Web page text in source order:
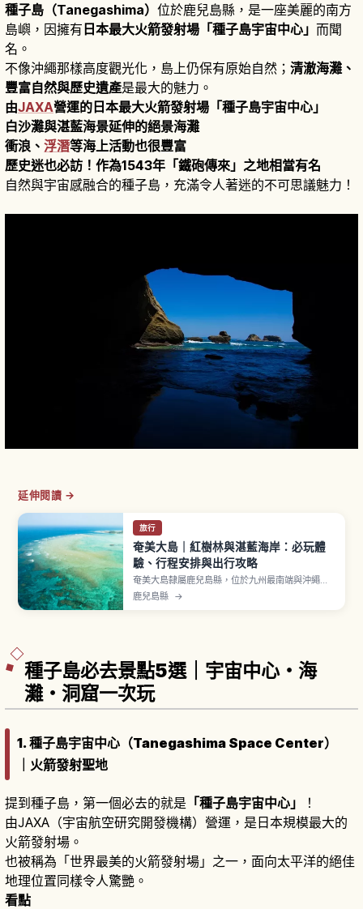
種子島（Tanegashima） 位於鹿兒島縣，是一座美麗的南方
島嶼，因擁有 日本最大火箭發射場「種子島宇宙中心」 而聞
名。
不像沖繩那樣高度觀光化，島上仍保有原始自然； 清澈海灘、
豐富自然與歷史遺產是最大的魅力。
由JAXA營運的日本最大火箭發射場「種子島宇宙中心」
白沙灘與湛藍海景延伸的絕景海灘
衝浪、 浮潛等海上活動也很豐富
歷史迷也必訪！作為1543年「鐵砲傳來」之地相當有名
自然與宇宙感融合的種子島，充滿令人著迷的不可思議魅力！
延伸閱讀 →
旅行
奄美大島｜紅樹林與湛藍海岸：必玩體
驗、行程安排與出行攻略
奄美大島隸屬鹿兒島縣，位於九州最南端與沖繩本
島之間，是日本離島中第3大的島嶼。2021年以
鹿兒島縣 →
種子島必去景點5選｜宇宙中心・海
灘・洞窟一次玩
1. 種子島宇宙中心（Tanegashima Space Center）
｜火箭發射聖地
提到種子島，第一個必去的就是 「種子島宇宙中心」
！
由JAXA（宇宙航空研究開發機構）營運，是日本規模最大的
火箭發射場。
也被稱為「世界最美的火箭發射場」之一，面向太平洋的絕佳
地理位置同樣令人驚艷。
看點